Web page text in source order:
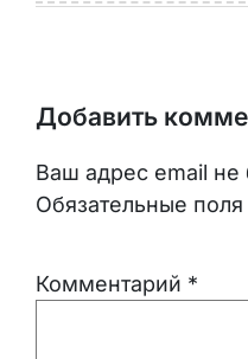
Добавить
Ваш адрес email не
Обязательные
Комментарий *